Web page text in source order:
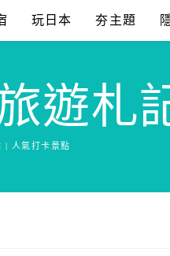
玩日本 夯主題
遊札
| 人氣打卡景點